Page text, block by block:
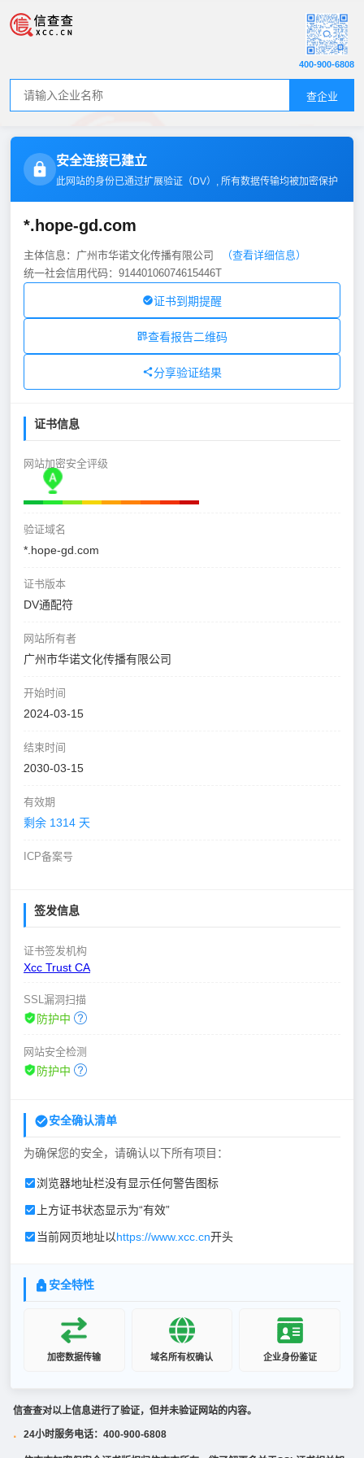
查企业
400-900-6808
安全连接已建立
此网站的身份已通过扩展验证（DV）, 所有数据传输均被加密保护
*.hope-gd.com
主体信息：广州市华诺文化传播有限公司
（查看详细信息）
统一社会信用代码：91440106074615446T
证书到期提醒
查看报告二维码
分享验证结果
证书信息
网站加密安全评级
验证域名
*.hope-gd.com
证书版本
DV通配符
网站所有者
广州市华诺文化传播有限公司
开始时间
2024-03-15
结束时间
2030-03-15
有效期
剩余 1314 天
ICP备案号
签发信息
证书签发机构
Xcc Trust CA
SSL漏洞扫描
防护中
网站安全检测
防护中
安全确认清单
为确保您的安全，请确认以下所有项目：
浏览器地址栏没有显示任何警告图标
上方证书状态显示为“有效”
当前网页地址以https://www.xcc.cn开头
安全特性
加密数据传输 域名所有权确认 企业身份鉴证
信查查对以上信息进行了验证，但并未验证网站的内容。
· 24小时服务电话：400-900-6808